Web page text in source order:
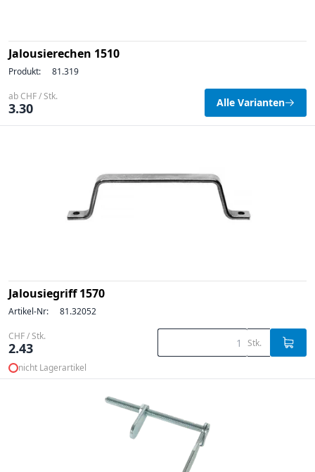
Jalousierechen 1510
Produkt: 81.319
ab CHF / Stk.
3.30 Alle Varianten
Jalousiegriff 1570
Artikel-Nr: 81.32052
CHF / Stk.
2.43 Stk.
nicht Lagerartikel